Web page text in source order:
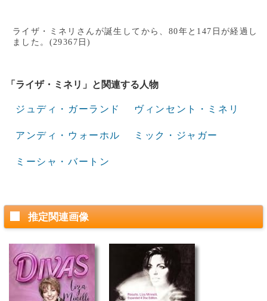
ライザ・ミネリさんが誕生してから、80年と147日が経過し
ました。(29367日)
「ライザ・ミネリ」と関連する人物
ジュディ・ガーランド ヴィンセント・ミネリ
アンディ・ウォーホル ミック・ジャガー
ミーシャ・バートン
推定関連画像